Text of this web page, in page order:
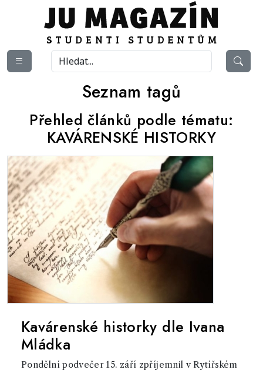
Seznam tagů
Přehled článků podle tématu:
KAVÁRENSKÉ HISTORKY
Kavárenské historky dle Ivana
Mládka
Pondělní podvečer 15. září zpříjemnil v Rytířském